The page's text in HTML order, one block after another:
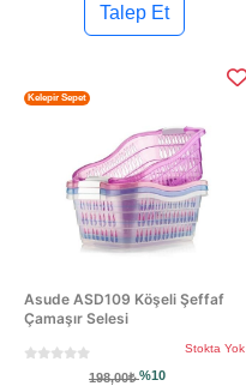
Talep Et
Asude ASD109 Köşeli Şeffaf
Çamaşır Selesi
Kelepir Sepet
Stokta Yok
198,00₺%10